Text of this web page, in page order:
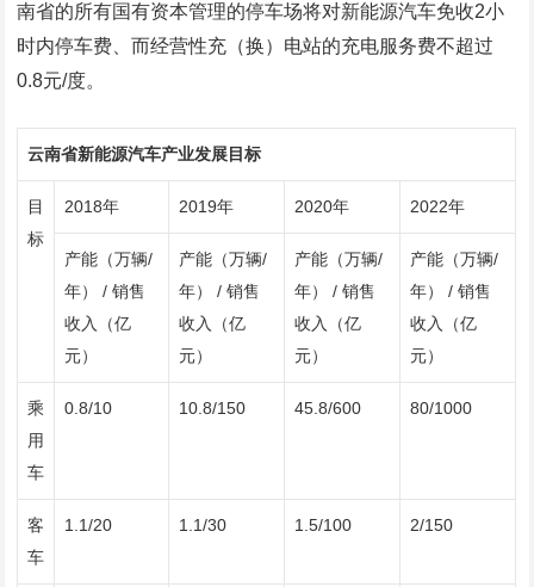
南省的所有国有资本管理的停车场将对新能源汽车免收2小
时内停车费、而经营性充（换）电站的充电服务费不超过
0.8元/度。
云南省新能源汽车产业发展目标
目
标
2018年 2019年 2020年 2022年
产能（万辆/
年） / 销售
收入（亿
元）
产能（万辆/
年） / 销售
收入（亿
元）
产能（万辆/
年） / 销售
收入（亿
元）
产能（万辆/
年） / 销售
收入（亿
元）
乘
用
车
0.8/10 10.8/150 45.8/600 80/1000
客
车
1.1/20 1.1/30 1.5/100 2/150